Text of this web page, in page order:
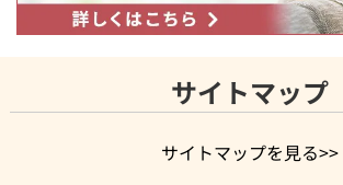
サイトマップ
サイトマップを見る>>